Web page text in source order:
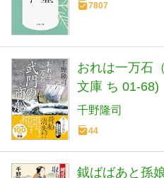
7807
おれは一万石
文庫 ち 01-68)
千野隆司
44
鉞ばばあと孫